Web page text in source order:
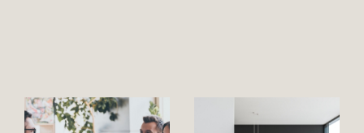
Ce secteur offre un paysage immobilier large et
varié, avec un choix demaisons